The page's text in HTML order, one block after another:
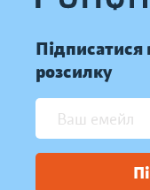
Підписатися
розсилку